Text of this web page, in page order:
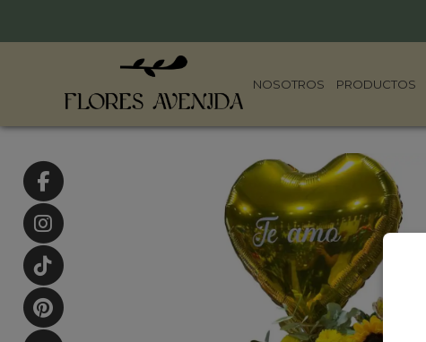
NOSOTROS PRODUCTOS